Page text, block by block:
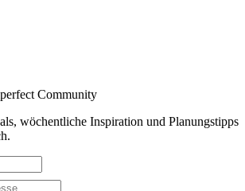
Community
wöchentliche Inspiration und Planungstipps